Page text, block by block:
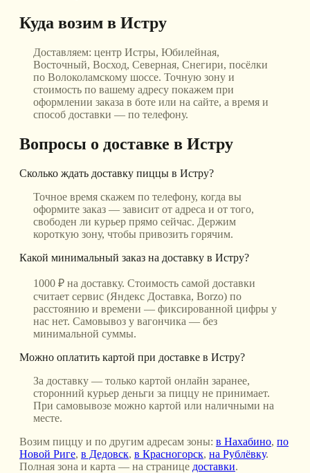
Куда возим в Истру
Доставляем: центр Истры, Юбилейная,
Восточный, Восход, Северная, Снегири, посёлки
по Волоколамскому шоссе. Точную зону и
стоимость по вашему адресу покажем при
оформлении заказа в боте или на сайте, а время и
способ доставки — по телефону.
Вопросы о доставке в Истру
Сколько ждать доставку пиццы в Истру?
Точное время скажем по телефону, когда вы
оформите заказ — зависит от адреса и от того,
свободен ли курьер прямо сейчас. Держим
короткую зону, чтобы привозить горячим.
Какой минимальный заказ на доставку в Истру?
1000 ₽ на доставку. Стоимость самой доставки
считает сервис (Яндекс Доставка, Borzo) по
расстоянию и времени — фиксированной цифры у
нас нет. Самовывоз у вагончика — без
минимальной суммы.
Можно оплатить картой при доставке в Истру?
За доставку — только картой онлайн заранее,
сторонний курьер деньги за пиццу не принимает.
При самовывозе можно картой или наличными на
месте.
Возим пиццу и по другим адресам зоны: в Нахабино, по
Новой Риге, в Дедовск, в Красногорск, на Рублёвку.
Полная зона и карта — на странице доставки.